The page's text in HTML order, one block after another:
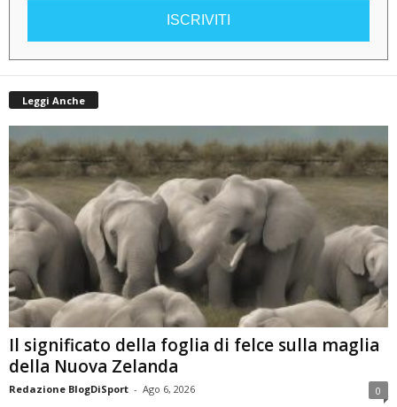
ISCRIVITI
Leggi Anche
Il significato della foglia di felce sulla maglia
della Nuova Zelanda
Redazione BlogDiSport - Ago 6, 2026 0